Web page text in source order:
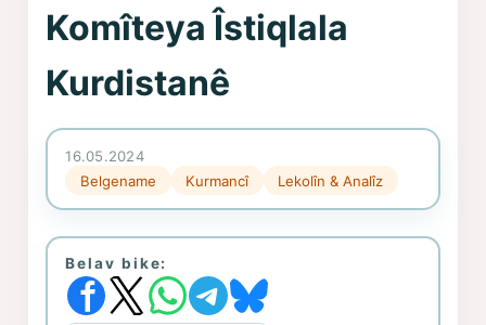
Komîteya Îstiqlala
Kurdistanê
16.05.2024
Belgename
Kurmancî Lekolîn & Analîz
Belav bike: